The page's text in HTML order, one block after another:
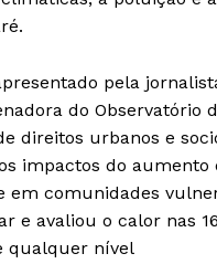
pela
do Observatório
direitos urbanos e
impactos do aumento
em comunidades
e avaliou o calor nas
qualquer nível